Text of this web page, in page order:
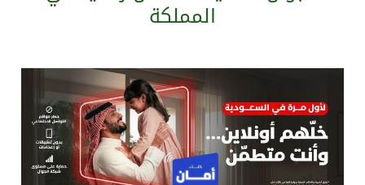
المملكة تؤكد أهمية استمرارية العمليات التشغيلية البحرية وضمان حماية إمدادات الطاقة وسلاسل الإمداد
المملكة